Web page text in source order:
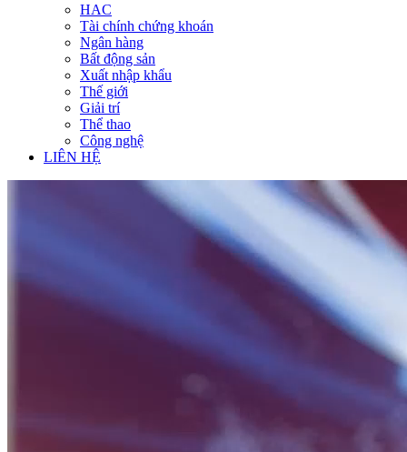
HAC
Tài chính chứng khoán
Ngân hàng
Bất động sản
Xuất nhập khẩu
Thế giới
Giải trí
Thể thao
Công nghệ
LIÊN HỆ